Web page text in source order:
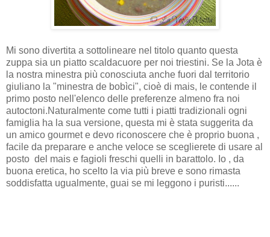
Mi sono divertita a sottolineare nel titolo quanto questa
zuppa sia un piatto scaldacuore per noi triestini. Se la Jota è
la nostra minestra più conosciuta anche fuori dal territorio
giuliano la "minestra de bobìci", cioè di mais, le contende il
primo posto nell'elenco delle preferenze almeno fra noi
autoctoni.Naturalmente come tutti i piatti tradizionali ogni
famiglia ha la sua versione, questa mi è stata suggerita da
un amico gourmet e devo riconoscere che è proprio buona ,
facile da preparare e anche veloce se sceglierete di usare al
posto del mais e fagioli freschi quelli in barattolo. Io , da
buona eretica, ho scelto la via più breve e sono rimasta
soddisfatta ugualmente, guai se mi leggono i puristi......